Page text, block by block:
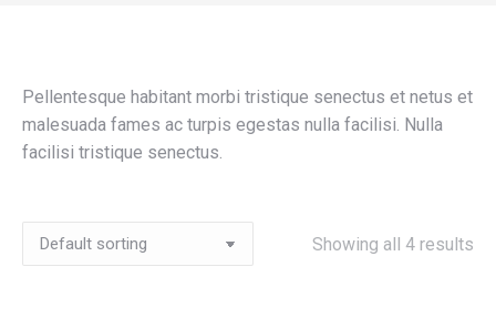
Pellentesque habitant morbi tristique senectus et netus et
malesuada fames ac turpis egestas nulla facilisi. Nulla
facilisi tristique senectus.
Showing all 4 results